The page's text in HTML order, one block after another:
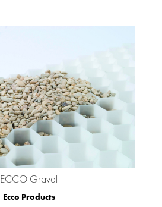
ECCO Gravel
Ecco Products